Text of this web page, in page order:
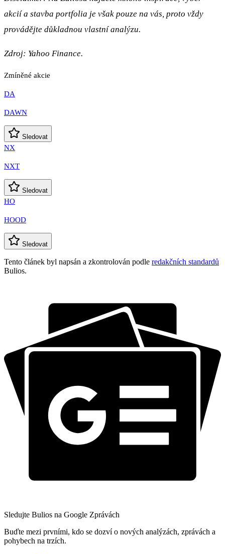
akcií a stavba portfolia je však pouze na vás, proto vždy
provádějte důkladnou vlastní analýzu.
Zdroj: Yahoo Finance.
Zmíněné akcie
DA
DAWN
Sledovat
NX
NXT
Sledovat
HO
HOOD
Sledovat
Tento článek byl napsán a zkontrolován podle redakčních standardů
Bulios.
Sledujte Bulios na Google Zprávách
Buďte mezi prvními, kdo se dozví o nových analýzách, zprávách a
pohybech na trzích.